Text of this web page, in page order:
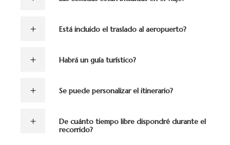
Está incluido el traslado al aeropuerto?
Habrá un guía turístico?
Se puede personalizar el itinerario?
De cuánto tiempo libre dispondré durante el
recorrido?